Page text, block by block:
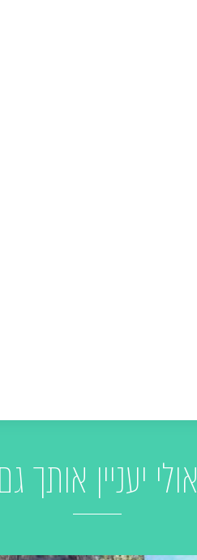
אולי יעניין אותך גם